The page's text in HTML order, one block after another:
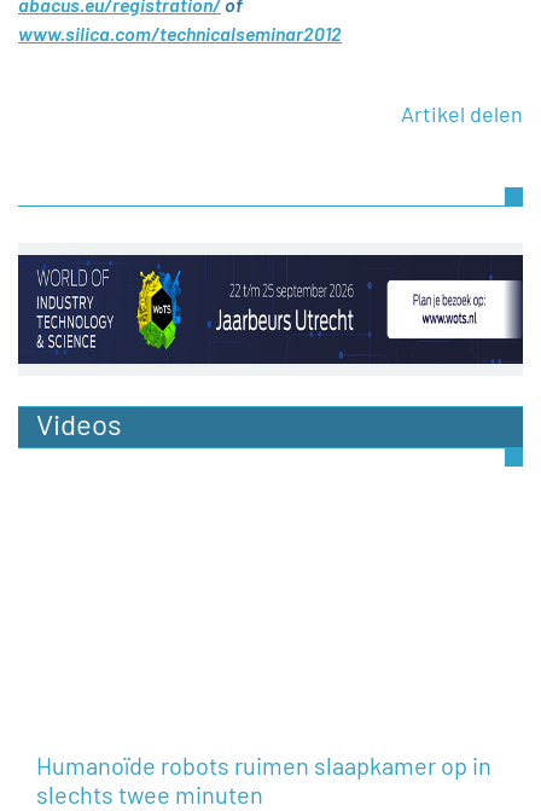
www.silica.com/technicalseminar2012
Artikel delen
Videos
Humanoïde robots ruimen slaapkamer op in
slechts twee minuten